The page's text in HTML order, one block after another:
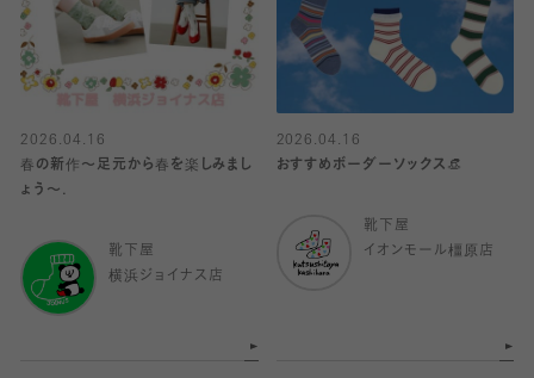
2026.04.16
春の新作〜足元から春を楽しみまし
ょう〜.
靴下屋
横浜ジョイナス店
2026.04.16
おすすめボーダーソックス👒
靴下屋
イオンモール橿原店